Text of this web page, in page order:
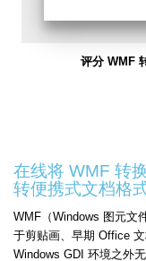
评分 WMF
在线将 WMF 转
转便携式文档格
WMF（Windows 图元文
于剪贴画、早期 Office
Windows GDI 环境之外